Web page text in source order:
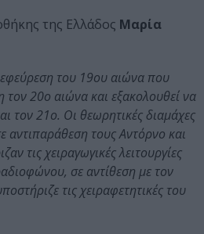
της Ελλάδος Μαρία
του 19ου αιώνα που
20ο αιώνα και εξακολουθεί να
τον 21ο. Οι θεωρητικές διαμάχες
αντιπαράθεση τους Αντόρνο και
τις χειραγωγικές λειτουργίες
σε αντίθεση με τον
τις χειραφετητικές του